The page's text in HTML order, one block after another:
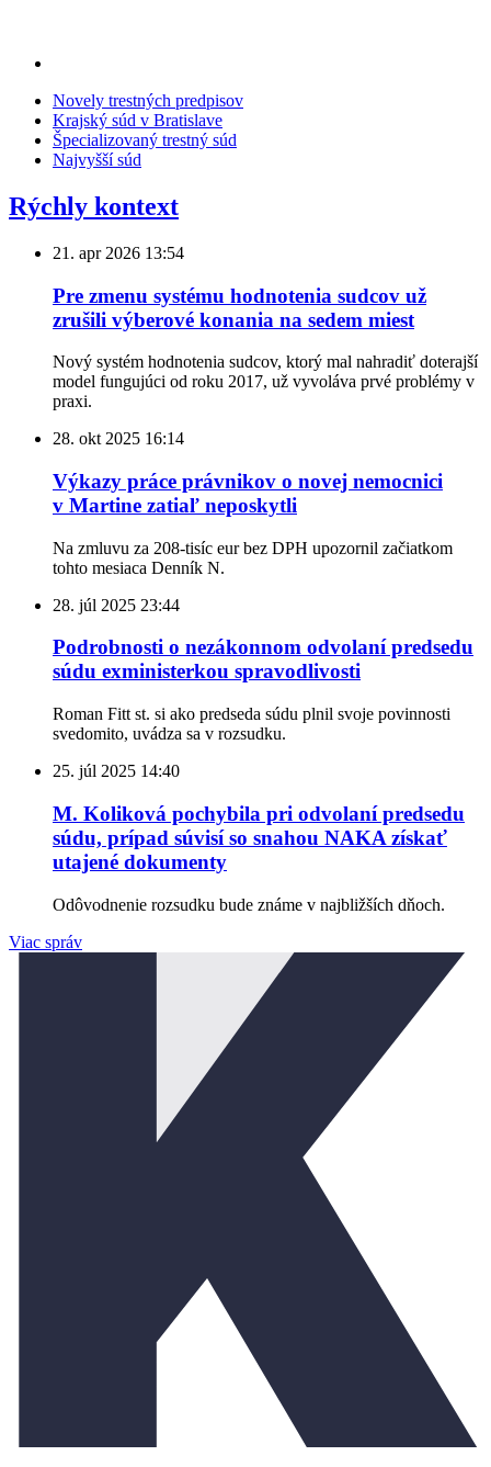
Novely trestných predpisov
Krajský súd v Bratislave
Špecializovaný trestný súd
Najvyšší súd
Rýchly kontext
21. apr 2026 13:54
Pre zmenu systému hodnotenia sudcov už
zrušili výberové konania na sedem miest
Nový systém hodnotenia sudcov, ktorý mal nahradiť doterajší
model fungujúci od roku 2017, už vyvoláva prvé problémy v
praxi.
28. okt 2025 16:14
Výkazy práce právnikov o novej nemocnici
v Martine zatiaľ neposkytli
Na zmluvu za 208-tisíc eur bez DPH upozornil začiatkom
tohto mesiaca Denník N.
28. júl 2025 23:44
Podrobnosti o nezákonnom odvolaní predsedu
súdu exministerkou spravodlivosti
Roman Fitt st. si ako predseda súdu plnil svoje povinnosti
svedomito, uvádza sa v rozsudku.
25. júl 2025 14:40
M. Koliková pochybila pri odvolaní predsedu
súdu, prípad súvisí so snahou NAKA získať
utajené dokumenty
Odôvodnenie rozsudku bude známe v najbližších dňoch.
Viac správ